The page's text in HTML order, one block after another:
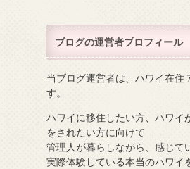
ブログの運営者プロフィール
当ブログ運営者は、ハワイ在住
す。
ハワイに移住したい方、ハワイ
をされたい方に向けて
管理人が暮らしながら、感じて
実際体験している本当のハワイ